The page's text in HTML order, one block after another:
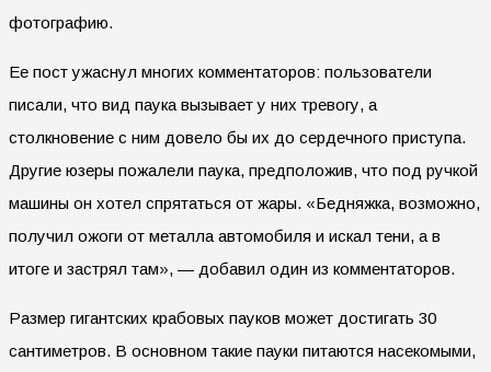
фотографию.
Ее пост ужаснул многих комментаторов: пользователи
писали, что вид паука вызывает у них тревогу, а
столкновение с ним довело бы их до сердечного приступа.
Другие юзеры пожалели паука, предположив, что под ручкой
машины он хотел спрятаться от жары. «Бедняжка, возможно,
получил ожоги от металла автомобиля и искал тени, а в
итоге и застрял там», — добавил один из комментаторов.
Размер гигантских крабовых пауков может достигать 30
сантиметров. В основном такие пауки питаются насекомыми,